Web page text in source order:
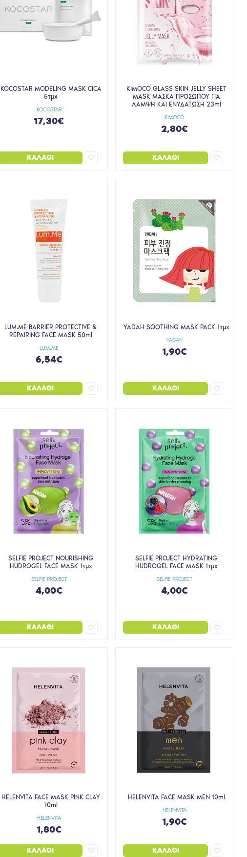
KOCOSTAR
KOCOSTAR MODELING MASK CICA
5τμχ
17,30€
ΚΑΛΆΘΙ
KIMOCO
KIMOCO GLASS SKIN JELLY SHEET
MASK ΜΑΣΚΑ ΠΡΟΣΩΠΟΥ ΓΙΑ
ΛΑΜΨΗ ΚΑΙ ΕΝΥΔΑΤΩΣΗ 23ml
2,80€
ΚΑΛΆΘΙ
LUM.ME
LUM.ME BARRIER PROTECTIVE &
REPAIRING FACE MASK 50ml
6,54€
ΚΑΛΆΘΙ
YADAH
YADAH SOOTHING MASK PACK 1τμχ
1,90€
ΚΑΛΆΘΙ
SELFIE PROJECT
SELFIE PROJECT NOURISHING
HUDROGEL FACE MASK 1τμχ
4,00€
ΚΑΛΆΘΙ
SELFIE PROJECT
SELFIE PROJECT HYDRATING
HUDROGEL FACE MASK 1τμχ
4,00€
ΚΑΛΆΘΙ
HELENVITA
HELENVITA FACE MASK PINK CLAY
10ml
1,80€
ΚΑΛΆΘΙ
HELENVITA
HELENVITA FACE MASK MEN 10ml
1,90€
ΚΑΛΆΘΙ